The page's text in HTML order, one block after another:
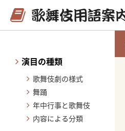
演目の種類
歌舞伎劇の様式
舞踊
年中行事と歌舞伎
内容による分類